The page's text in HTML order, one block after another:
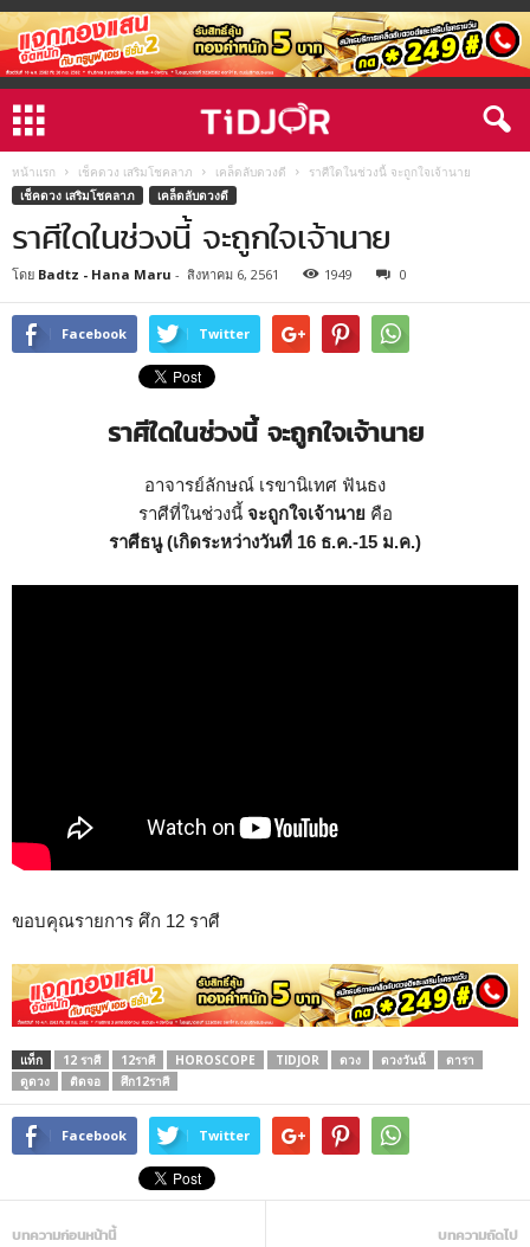
หน้าแรก เช็คดวง เสริมโชคลาภ เคล็ดลับดวงดี
ราศีใดในช่วงนี้ จะถูกใจเจ้านาย
เช็คดวง เสริมโชคลาภ
เคล็ดลับดวงดี
ราศีใดในช่วงนี้ จะถูกใจเจ้านาย
โดย Badtz - Hana Maru - สิงหาคม 6, 2561 1949 0
Facebook Twitter
ราศีใดในช่วงนี้ จะถูกใจเจ้านาย
อาจารย์ลักษณ์ เรขานิเทศ ฟันธง
ราศีที่ในช่วงนี้ จะถูกใจเจ้านายคือ
ราศีธนู (เกิดระหว่างวันที่ 16 ธ.ค.-15 ม.ค.)
ขอบคุณรายการ ศึก 12 ราศี
แท็ก 12 ราศี 12ราศี HOROSCOPE TIDJOR ดวง ดวงวันนี้
ดารา
ดูดวง
ติดจอ ศึก12ราศี
Facebook Twitter
บทความก่อนหน้านี้ บทความถัดไป